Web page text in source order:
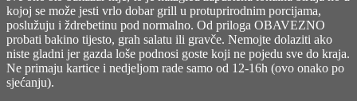
kojoj se može jesti vrlo dobar grill u protuprirodnim porcijama,
poslužuju i ždrebetinu pod normalno. Od priloga OBAVEZNO
probati bakino tijesto, grah salatu ili gravče. Nemojte dolaziti ako
niste gladni jer gazda loše podnosi goste koji ne pojedu sve do kraja.
Ne primaju kartice i nedjeljom rade samo od 12-16h (ovo onako po
sjećanju).